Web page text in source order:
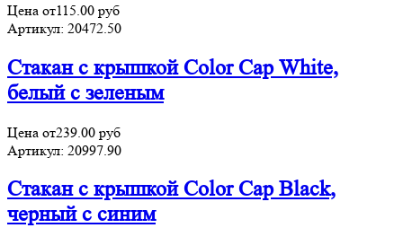
Цена от115.00 руб
Артикул: 20472.50
Стакан с крышкой Color Cap White,
белый с зеленым
Цена от239.00 руб
Артикул: 20997.90
Стакан с крышкой Color Cap Black,
черный с синим